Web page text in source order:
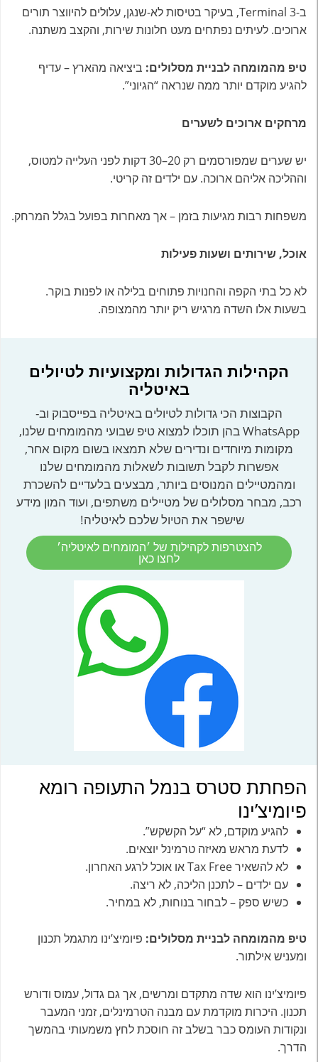
ב-Terminal 3, בעיקר בטיסות לא-שנגן, עלולים להיווצר תורים
ארוכים. לעיתים נפתחים מעט חלונות שירות, והקצב משתנה.
טיפ מהמומחה לבניית מסלולים: ביציאה מהארץ – עדיף
להגיע מוקדם יותר ממה שנראה “הגיוני”.
מרחקים ארוכים לשערים
יש שערים שמפורסמים רק 20–30 דקות לפני העלייה למטוס,
וההליכה אליהם ארוכה. עם ילדים זה קריטי.
משפחות רבות מגיעות בזמן – אך מאחרות בפועל בגלל המרחק.
אוכל, שירותים ושעות פעילות
לא כל בתי הקפה והחנויות פתוחים בלילה או לפנות בוקר.
בשעות אלו השדה מרגיש ריק יותר מהמצופה.
הקהילות הגדולות ומקצועיות לטיולים
באיטליה
הקבוצות הכי גדולות לטיולים באיטליה בפייסבוק וב-
WhatsApp בהן תוכלו למצוא טיפ שבועי מהמומחים שלנו,
מקומות מיוחדים ונדירים שלא תמצאו בשום מקום אחר,
אפשרות לקבל תשובות לשאלות מהמומחים שלנו
ומהמטיילים המנוסים ביותר, מבצעים בלעדיים להשכרת
רכב, מבחר מסלולים של מטיילים משתפים, ועוד המון מידע
שישפר את הטיול שלכם לאיטליה!
להצטרפות לקהילות של ׳המומחים לאיטליה׳
לחצו כאן
הפחתת סטרס בנמל התעופה רומא
פיומיצ’ינו
להגיע מוקדם, לא “על הקשקש”.
לדעת מראש מאיזה טרמינל יוצאים.
לא להשאיר Tax Free או אוכל לרגע האחרון.
עם ילדים – לתכנן הליכה, לא ריצה.
כשיש ספק – לבחור בנוחות, לא במחיר.
טיפ מהמומחה לבניית מסלולים: פיומיצ’ינו מתגמל תכנון
ומעניש אילתור.
פיומיצ’ינו הוא שדה מתקדם ומרשים, אך גם גדול, עמוס ודורש
תכנון. היכרות מוקדמת עם מבנה הטרמינלים, זמני המעבר
ונקודות העומס כבר בשלב זה חוסכת לחץ משמעותי בהמשך
הדרך.